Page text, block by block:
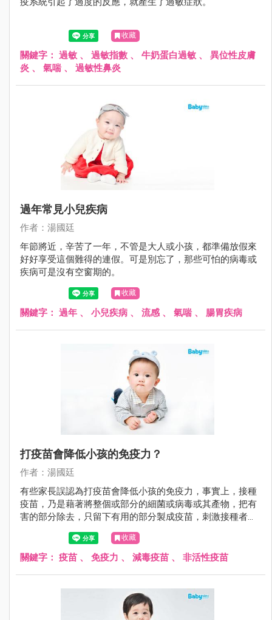
收藏
關鍵字： 過敏 、 過敏指數 、 牛奶蛋白過敏 、 異位性皮膚
炎 、 氣喘、 過敏性鼻炎
過年常見小兒疾病
作者：湯國廷
年節將近，辛苦了一年，不管是大人或小孩，都準備放假來
好好享受這個難得的連假。可是別忘了，那些可怕的病毒或
疾病可是沒有空窗期的。
收藏
關鍵字： 過年 、 小兒疾病 、 流感 、 氣喘、 腸胃疾病
打疫苗會降低小孩的免疫力？
作者：湯國廷
有些家長誤認為打疫苗會降低小孩的免疫力，事實上，接種
疫苗，乃是藉著將整個或部分的細菌或病毒或其產物，把有
害的部分除去，只留下有用的部分製成疫苗，刺激接種者的
免疫系統，使接種者自己能產生危險性低卻類似自染感染的
免疫反應，也就是產生保護力（主動免疫）。 不可否認的，
預防重於治療。尤其對於傳染病，注射疫苗是抵抗傳染病最
收藏
關鍵字： 疫苗 、 免疫力 、 減毒疫苗 、 非活性疫苗